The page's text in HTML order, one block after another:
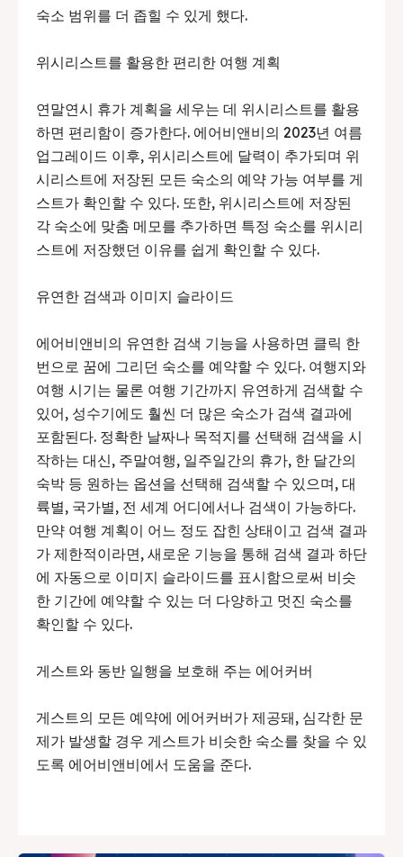
숙소 범위를 더 좁힐 수 있게 했다.
위시리스트를 활용한 편리한 여행 계획
연말연시 휴가 계획을 세우는 데 위시리스트를 활용
하면 편리함이 증가한다. 에어비앤비의 2023년 여름
업그레이드 이후, 위시리스트에 달력이 추가되며 위
시리스트에 저장된 모든 숙소의 예약 가능 여부를 게
스트가 확인할 수 있다. 또한, 위시리스트에 저장된
각 숙소에 맞춤 메모를 추가하면 특정 숙소를 위시리
스트에 저장했던 이유를 쉽게 확인할 수 있다.
유연한 검색과 이미지 슬라이드
에어비앤비의 유연한 검색 기능을 사용하면 클릭 한
번으로 꿈에 그리던 숙소를 예약할 수 있다. 여행지와
여행 시기는 물론 여행 기간까지 유연하게 검색할 수
있어, 성수기에도 훨씬 더 많은 숙소가 검색 결과에
포함된다. 정확한 날짜나 목적지를 선택해 검색을 시
작하는 대신, 주말여행, 일주일간의 휴가, 한 달간의
숙박 등 원하는 옵션을 선택해 검색할 수 있으며, 대
륙별, 국가별, 전 세계 어디에서나 검색이 가능하다.
만약 여행 계획이 어느 정도 잡힌 상태이고 검색 결과
가 제한적이라면, 새로운 기능을 통해 검색 결과 하단
에 자동으로 이미지 슬라이드를 표시함으로써 비슷
한 기간에 예약할 수 있는 더 다양하고 멋진 숙소를
확인할 수 있다.
게스트와 동반 일행을 보호해 주는 에어커버
게스트의 모든 예약에 에어커버가 제공돼, 심각한 문
제가 발생할 경우 게스트가 비슷한 숙소를 찾을 수 있
도록 에어비앤비에서 도움을 준다.